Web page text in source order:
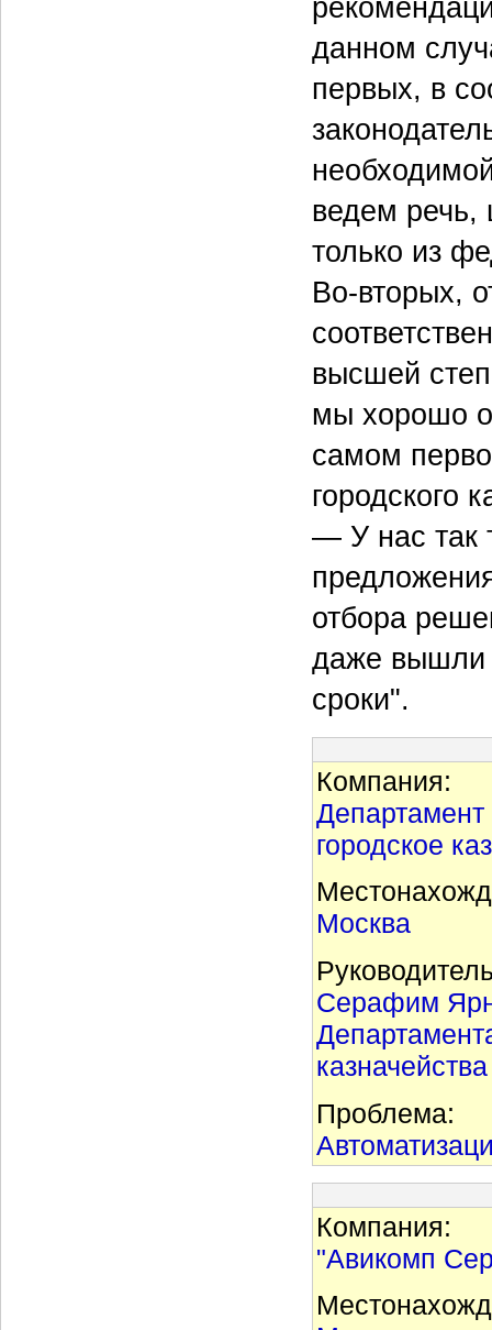
данном
первых, в
ведем речь,
только из
Во-вторых,
высшей
мы хорошо
самом
городского
— У нас так
отбора
даже вышли
сроки".
Компания:
городское
Москва
Серафим
казначейства
Проблема:
Компания:
"Авикомп